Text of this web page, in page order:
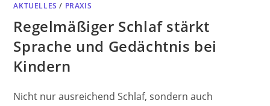
AKTUELLES / PRAXIS
Regelmäßiger Schlaf stärkt
Sprache und Gedächtnis bei
Kindern
Nicht nur ausreichend Schlaf, sondern auch